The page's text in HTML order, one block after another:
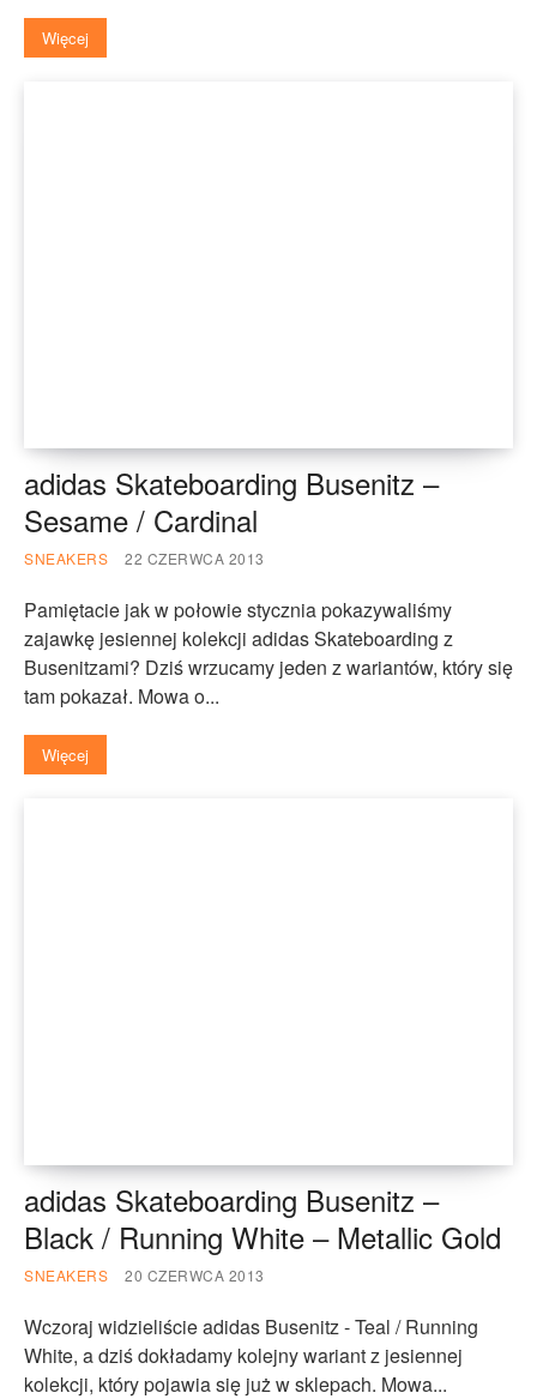
Więcej
adidas Skateboarding Busenitz –
Sesame / Cardinal
SNEAKERS 22 CZERWCA 2013
Pamiętacie jak w połowie stycznia pokazywaliśmy
zajawkę jesiennej kolekcji adidas Skateboarding z
Busenitzami? Dziś wrzucamy jeden z wariantów, który się
tam pokazał. Mowa o...
Więcej
adidas Skateboarding Busenitz –
Black / Running White – Metallic Gold
SNEAKERS 20 CZERWCA 2013
Wczoraj widzieliście adidas Busenitz - Teal / Running
White, a dziś dokładamy kolejny wariant z jesiennej
kolekcji, który pojawia się już w sklepach. Mowa...